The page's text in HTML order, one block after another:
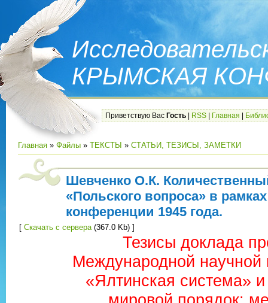
КРЫМСКАЯ
Приветствую Вас Гость RSS Главная
Главная » Файлы » ТЕКСТЫ » СТАТЬИ, ТЕЗИСЫ, ЗАМЕТКИ
Шевченко О.К.
«Польского вопроса» в
конференции 1945 года.
[ Скачать с сервера(367.0 Kb) ]
Тезисы доклада
Международной научной
«Ялтинская система»